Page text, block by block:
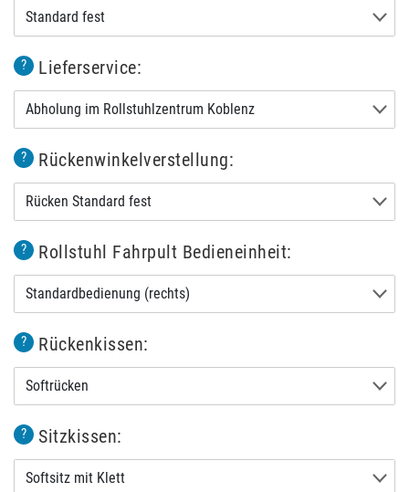
Standard fest
? Lieferservice:
Abholung im Rollstuhlzentrum Koblenz
? Rückenwinkelverstellung:
Rücken Standard fest
? Rollstuhl Fahrpult Bedieneinheit:
Standardbedienung (rechts)
? Rückenkissen:
Softrücken
? Sitzkissen:
Softsitz mit Klett